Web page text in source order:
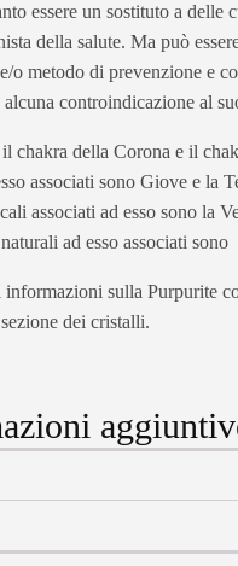
essere un sostituto a delle
della salute. Ma può
o metodo di prevenzione e
alcuna controindicazione al
il chakra della Corona e il
associati sono Giove e la
associati ad esso sono la
ad esso associati sono
sulla Purpurite
dei cristalli.